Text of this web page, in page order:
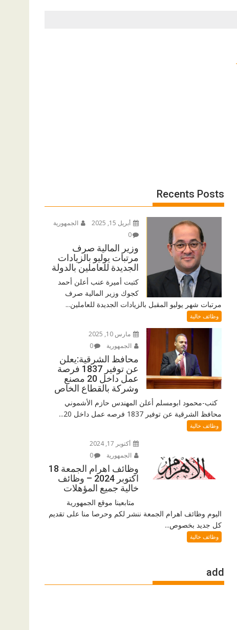
Recents Posts
أبريل 15, 2025
الجمهورية
0
وزير المالية صرف
مرتبات يوليو بالزيادات
الجديدة للعاملين بالدولة
كتبت أميرة عنب أعلن أحمد
كجوك وزير المالية صرف
مرتبات شهر يوليو المقبل بالزيادات الجديدة للعاملين...
وظائف خالية
مارس 10, 2025
الجمهورية
0
محافظ الشرقية:يعلن
عن توفير 1837 فرصة
عمل داخل 20 مصنع
وشركة بالقطاع الخاص
كتب-محمود ابومسلم أعلن المهندس حازم الأشموني
محافظ الشرقية عن توفير 1837 فرصه عمل داخل 20...
وظائف خالية
أكتوبر 17, 2024
الجمهورية
0
وظائف اهرام الجمعة 18
اكتوبر 2024 – وظائف
خالية جميع المؤهلات
متابعينا موقع الجمهورية
اليوم وظائف اهرام الجمعة ننشر لكم وحرصا منا على تقديم
كل جديد بخصوص...
وظائف خالية
add